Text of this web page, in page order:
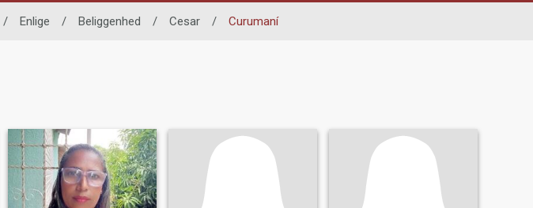
/ Enlige / Beliggenhed / Cesar / Curumaní